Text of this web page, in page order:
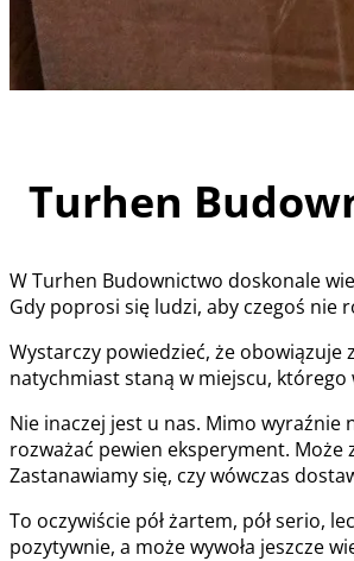
Turhen
W Turhen Budownictwo doskonale
Gdy poprosi się ludzi, aby czegoś nie
Wystarczy powiedzieć, że
natychmiast staną w miejscu, którego
Nie inaczej jest u nas. Mimo wyraźnie
rozważać pewien eksperyment. Może
Zastanawiamy się, czy wówczas
To oczywiście pół żartem, pół serio,
pozytywnie, a może wywoła jeszcze